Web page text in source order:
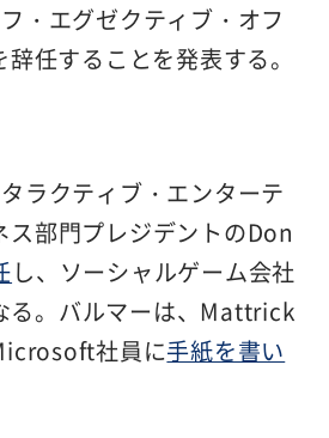
・エグゼクティブ・オフ
任することを発表する。
ラクティブ・エンターテ
ス部門プレジデントのDon
し、ソーシャルゲーム会社
る。バルマーは、Mattrick
社員に手紙を書い